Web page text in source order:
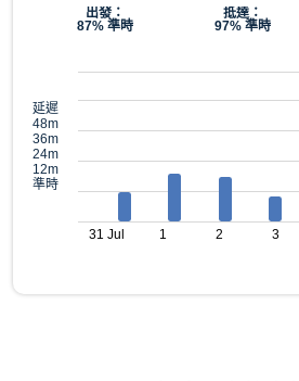
出發：
87% 準時
抵達：
97% 準時
延遲
48m
36m
24m
12m
準時
31 Jul 1 2 3